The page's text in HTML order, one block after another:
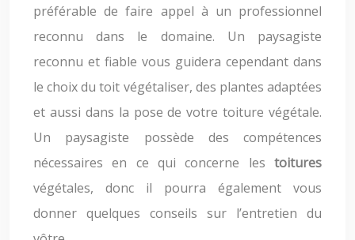
préférable de faire appel à un professionnel
reconnu dans le domaine. Un paysagiste
reconnu et fiable vous guidera cependant dans
le choix du toit végétaliser, des plantes adaptées
et aussi dans la pose de votre toiture végétale.
Un paysagiste possède des compétences
nécessaires en ce qui concerne les toitures
végétales, donc il pourra également vous
donner quelques conseils sur l’entretien du